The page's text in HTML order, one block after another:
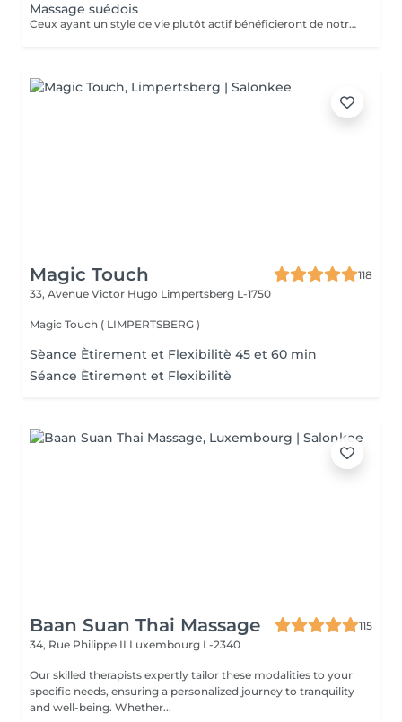
Massage suédois
Ceux ayant un style de vie plutôt actif bénéficieront de notre massage sportif en atténuant les symptômes de problèmes courants comme les claquages musculaires, les tendinites, les périostes du tibia et bien plus encore.
Magic Touch
118
33, Avenue Victor Hugo Limpertsberg L-1750
Magic Touch ( LIMPERTSBERG )
Sèance Ètirement et Flexibilitè 45 et 60 min
Séance Ètirement et Flexibilitè
Baan Suan Thai Massage
115
34, Rue Philippe II Luxembourg L-2340
Our skilled therapists expertly tailor these modalities to your
specific needs, ensuring a personalized journey to tranquility
and well-being. Whether...